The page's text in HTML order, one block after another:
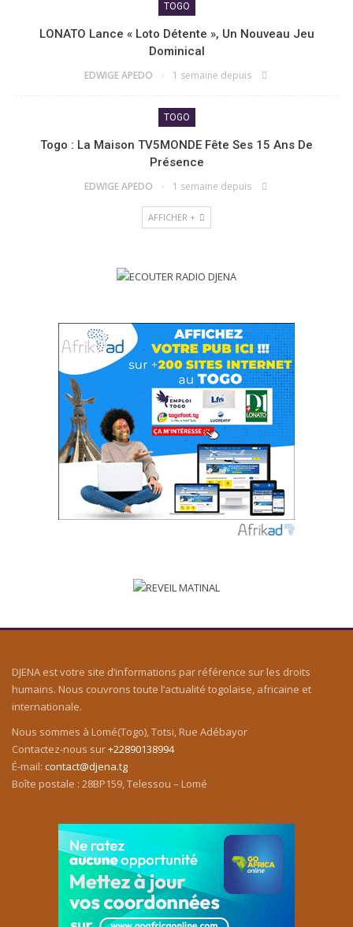
TOGO
LONATO Lance « Loto Détente », Un Nouveau Jeu
Dominical
EDWIGE APEDO 1 semaine depuis
TOGO
Togo : La Maison TV5MONDE Fête Ses 15 Ans De
Présence
EDWIGE APEDO 1 semaine depuis
AFFICHER +
DJENA est votre site d’informations par référence sur les droits
humains. Nous couvrons toute l’actualité togolaise, africaine et
internationale.
Nous sommes à Lomé(Togo), Totsi, Rue Adébayor
Contactez-nous sur+22890138994
É-mail: contact@djena.tg
Boîte postale : 28BP159, Telessou – Lomé